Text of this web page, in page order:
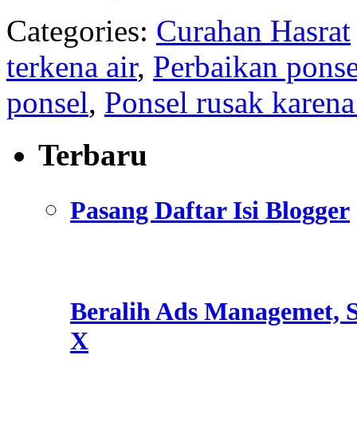
Categories: Curahan Hasrat
terkena air, Perbaikan
ponsel, Ponsel rusak
Terbaru
Pasang Daftar Isi Blogger
Beralih Ads Managemet,
X